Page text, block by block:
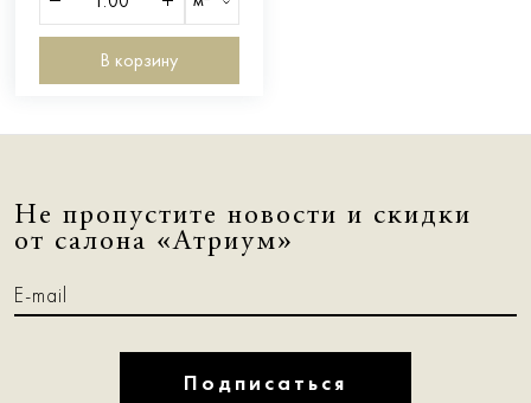
В корзину
Не пропустите новости и скидки
от салона «Атриум»
Подписаться